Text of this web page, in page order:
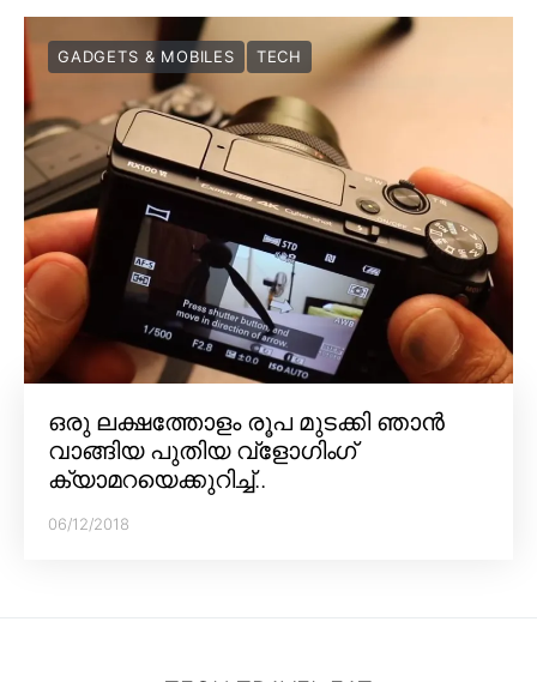
GADGETS & MOBILES TECH
ഒരു ലക്ഷത്തോളം രൂപ മുടക്കി ഞാൻ
വാങ്ങിയ പുതിയ വ്‌ളോഗിംഗ്
ക്യാമറയെക്കുറിച്ച്..
06/12/2018